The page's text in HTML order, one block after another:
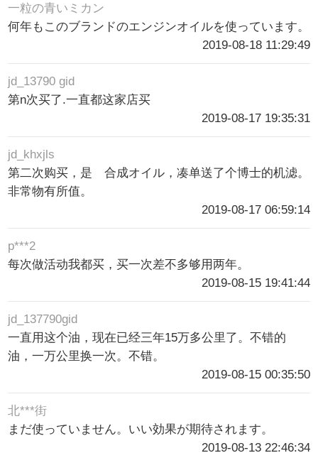
一粒の青いミカン
何年もこのブランドのエンジンオイルを使っています。
2019-08-18 11:29:49
jd_13790 gid
第n次买了.一直都这家店买
2019-08-17 19:35:31
jd_khxjls
第二次购买，是 合成オイル，凑单送了个博士的机滤。
非常物有所值。
2019-08-17 06:59:14
p***2
每次做活动我都买，买一次差不多够用两年。
2019-08-15 19:41:44
jd_137790gid
一直用这个油，现在已经三年15万多公里了。不错的
油，一万公里换一次。不错。
2019-08-15 00:35:50
北***街
まだ使っていません。いい効果が期待されます。
2019-08-13 22:46:34